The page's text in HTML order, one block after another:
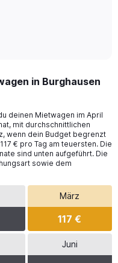
in Burghausen
deinen Mietwagen im April
mit durchschnittlichen
wenn dein Budget begrenzt
€ pro Tag am teuersten. Die
sind unten aufgeführt. Die
sowie dem
März
117 €
Juni